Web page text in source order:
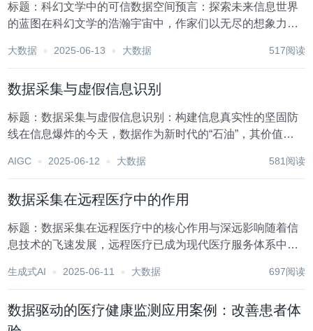
标题：科幻文学中的可信数据空间预言：探索未来信息世界
的蓝图在科幻文学的浩瀚宇宙中，作家们以无尽的想象力为
据空间”（Trusted Data Spaces, TDS）作为信息技术与社会
大数据 2025-06-13 大数据 517阅读
数据采集与虚假信息识别
标题：数据采集与虚假信息识别：构建信息真实性的坚固防
线在信息爆炸的今天，数据作为新时代的“石油”，其价值不
析，从科学研究的数据支撑到政府决策的参考依据，数据采
AIGC 2025-06-12 大数据 581阅读
数据采集在远程医疗中的作用
标题：数据采集在远程医疗中的核心作用与深远影响随着信
息技术的飞速发展，远程医疗已成为现代医疗服务体系中不
地都能获得专业的医疗咨询和治疗建议。在这一创新模式
生成式AI 2025-06-11 大数据 697阅读
数据驱动的医疗健康监测应用案例：改善患者体